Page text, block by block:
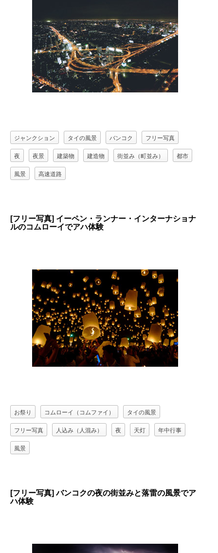
ジャンクション タイの風景 バンコク フリー写真
夜 夜景 建築物 建造物 街並み（町並み） 都市
風景 高速道路
[フリー写真] イーペン・ランナー・インターナショナ
ルのコムローイでアハ体験
お祭り コムローイ（コムファイ） タイの風景
フリー写真 人込み（人混み） 夜 天灯 年中行事
風景
[フリー写真] バンコクの夜の街並みと落雷の風景でア
ハ体験